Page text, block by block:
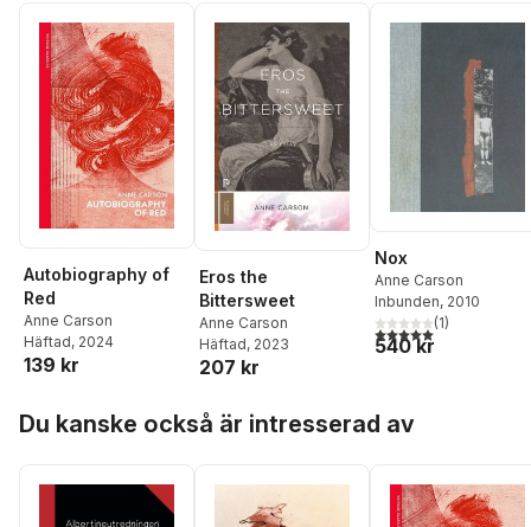
Autobiography of
Red
Anne Carson
Häftad, 2024
139 kr
Eros the
Bittersweet
Anne Carson
Häftad, 2023
207 kr
Nox
Anne Carson
Inbunden, 2010
5,0utav 5 stjärnor.
(1)
540 kr
Du kanske också är intresserad av